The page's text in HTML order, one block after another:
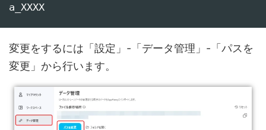
a_XXXX
変更をするには「設定」-「データ管理」-「パスを
変更」から行います。